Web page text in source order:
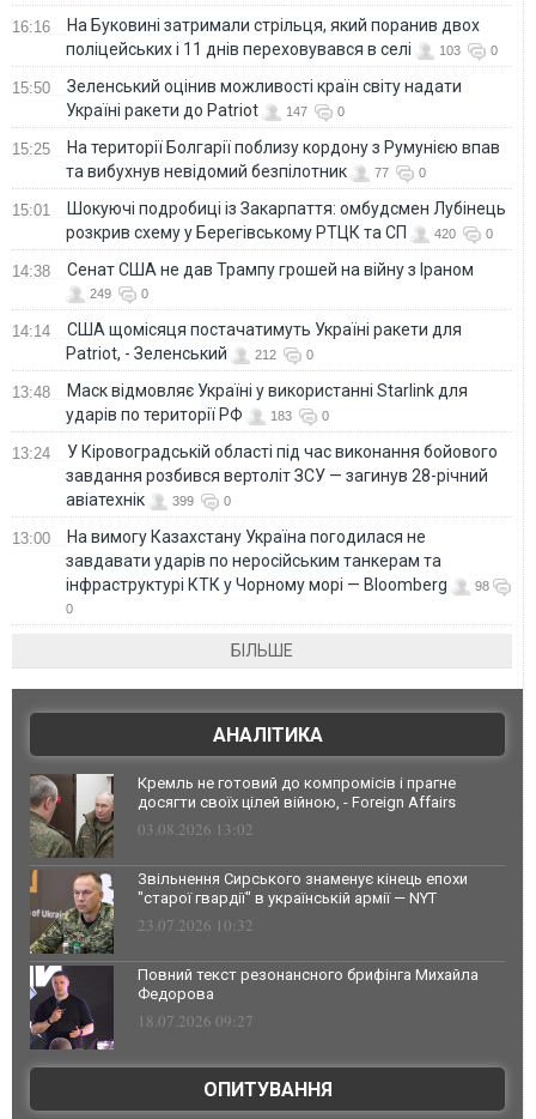
16:16
На Буковині затримали стрільця, який поранив двох
поліцейських і 11 днів переховувався в селі
103 0
15:50
Зеленський оцінив можливості країн світу надати
Україні ракети до Patriot
147 0
15:25
На території Болгарії поблизу кордону з Румунією впав
та вибухнув невідомий безпілотник
77 0
15:01
Шокуючі подробиці із Закарпаття: омбудсмен Лубінець
розкрив схему у Берегівському РТЦК та СП
420 0
14:38 Сенат США не дав Трампу грошей на війну з Іраном
249 0
14:14
США щомісяця постачатимуть Україні ракети для
Patriot, - Зеленський
212 0
13:48
Маск відмовляє Україні у використанні Starlink для
ударів по території РФ
183 0
13:24
У Кіровоградській області під час виконання бойового
завдання розбився вертоліт ЗСУ — загинув 28-річний
авіатехнік
399 0
13:00
На вимогу Казахстану Україна погодилася не
завдавати ударів по неросійським танкерам та
інфраструктурі КТК у Чорному морі — Bloomberg
98
0
БІЛЬШЕ
АНАЛІТИКА
Кремль не готовий до компромісів і прагне
досягти своїх цілей війною, - Foreign Affairs
03.08.2026 13:02
Звільнення Сирського знаменує кінець епохи
"старої гвардії" в українській армії — NYT
23.07.2026 10:32
Повний текст резонансного брифінга Михайла
Федорова
18.07.2026 09:27
ОПИТУВАННЯ